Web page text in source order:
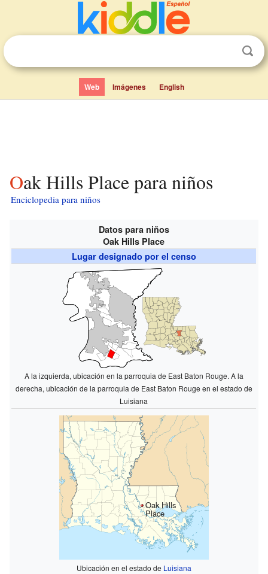
Web Imágenes English
Oak Hills Place para niños
Enciclopedia para niños
Datos para niños
Oak Hills Place
Lugar designado por el censo
A la izquierda, ubicación en la parroquia de East Baton Rouge. A la
derecha, ubicación de la parroquia de East Baton Rouge en el estado de
Luisiana
Oak Hills
Place
Ubicación en el estado de Luisiana